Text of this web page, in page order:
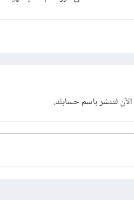
لتنشر باسم حسابك.